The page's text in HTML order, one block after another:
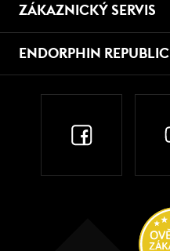
ZÁKAZNICKÝ SERVIS
ENDORPHIN REPUBLIC